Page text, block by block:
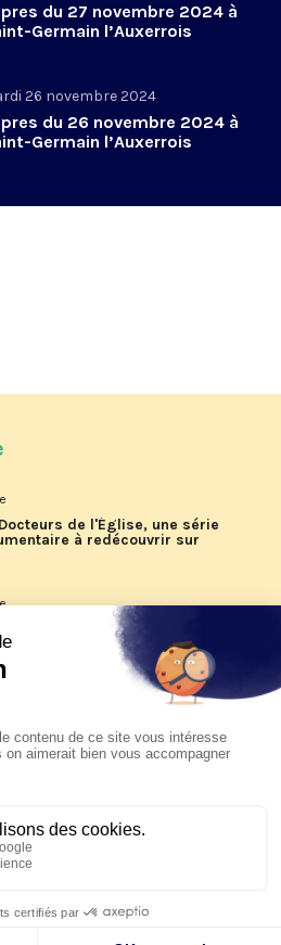
du 27 novembre 2024 à
Germain l’Auxerrois
26 novembre 2024
du 26 novembre 2024 à
Germain l’Auxerrois
de l'Église, une série
à redécouvrir sur
reportages d'été 2026 de KTO
pastorale du pape Léon
Assise à suivre sur KTO le
6 août
en Uruguay, Argentine et
du 6 au 17 novembre 2026